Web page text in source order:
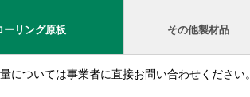
ーリング原板 その他製材品
については事業者に直接お問い合わせください